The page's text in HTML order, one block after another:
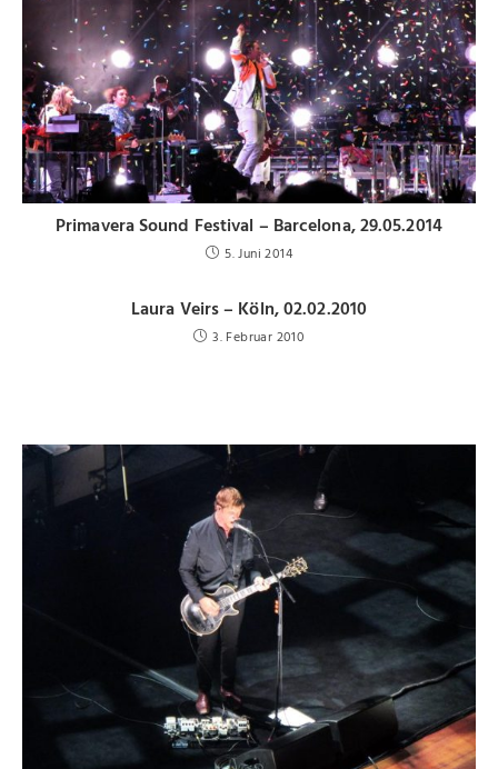
Primavera Sound Festival – Barcelona, 29.05.2014
5. Juni 2014
Laura Veirs – Köln, 02.02.2010
3. Februar 2010